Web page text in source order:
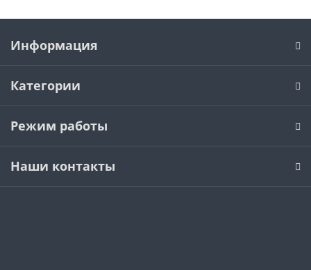
Информация
Категории
Режим работы
Наши контакты